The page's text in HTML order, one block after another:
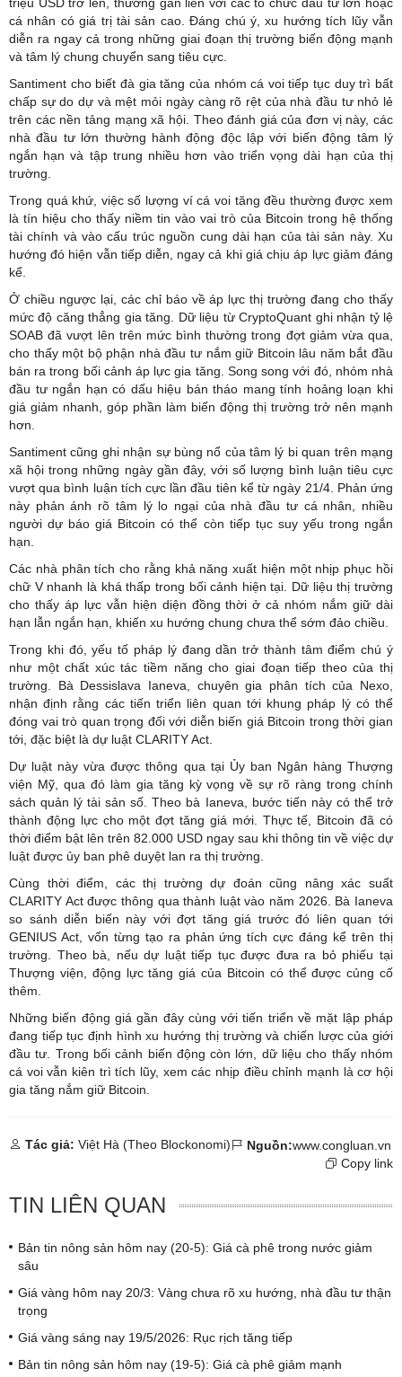
triệu USD trở lên, thường gắn liền với các tổ chức đầu tư lớn hoặc
cá nhân có giá trị tài sản cao. Đáng chú ý, xu hướng tích lũy vẫn
diễn ra ngay cả trong những giai đoạn thị trường biến động mạnh
và tâm lý chung chuyển sang tiêu cực.
Santiment cho biết đà gia tăng của nhóm cá voi tiếp tục duy trì bất
chấp sự do dự và mệt mỏi ngày càng rõ rệt của nhà đầu tư nhỏ lẻ
trên các nền tảng mạng xã hội. Theo đánh giá của đơn vị này, các
nhà đầu tư lớn thường hành động độc lập với biến động tâm lý
ngắn hạn và tập trung nhiều hơn vào triển vọng dài hạn của thị
trường.
Trong quá khứ, việc số lượng ví cá voi tăng đều thường được xem
là tín hiệu cho thấy niềm tin vào vai trò của Bitcoin trong hệ thống
tài chính và vào cấu trúc nguồn cung dài hạn của tài sản này. Xu
hướng đó hiện vẫn tiếp diễn, ngay cả khi giá chịu áp lực giảm đáng
kể.
Ở chiều ngược lại, các chỉ báo về áp lực thị trường đang cho thấy
mức độ căng thẳng gia tăng. Dữ liệu từ CryptoQuant ghi nhận tỷ lệ
SOAB đã vượt lên trên mức bình thường trong đợt giảm vừa qua,
cho thấy một bộ phận nhà đầu tư nắm giữ Bitcoin lâu năm bắt đầu
bán ra trong bối cảnh áp lực gia tăng. Song song với đó, nhóm nhà
đầu tư ngắn hạn có dấu hiệu bán tháo mang tính hoảng loạn khi
giá giảm nhanh, góp phần làm biến động thị trường trở nên mạnh
hơn.
Santiment cũng ghi nhận sự bùng nổ của tâm lý bi quan trên mạng
xã hội trong những ngày gần đây, với số lượng bình luận tiêu cực
vượt qua bình luận tích cực lần đầu tiên kể từ ngày 21/4. Phản ứng
này phản ánh rõ tâm lý lo ngại của nhà đầu tư cá nhân, nhiều
người dự báo giá Bitcoin có thể còn tiếp tục suy yếu trong ngắn
hạn.
Các nhà phân tích cho rằng khả năng xuất hiện một nhịp phục hồi
chữ V nhanh là khá thấp trong bối cảnh hiện tại. Dữ liệu thị trường
cho thấy áp lực vẫn hiện diện đồng thời ở cả nhóm nắm giữ dài
hạn lẫn ngắn hạn, khiến xu hướng chung chưa thể sớm đảo chiều.
Trong khi đó, yếu tố pháp lý đang dần trở thành tâm điểm chú ý
như một chất xúc tác tiềm năng cho giai đoạn tiếp theo của thị
trường. Bà Dessislava Ianeva, chuyên gia phân tích của Nexo,
nhận định rằng các tiến triển liên quan tới khung pháp lý có thể
đóng vai trò quan trọng đối với diễn biến giá Bitcoin trong thời gian
tới, đặc biệt là dự luật CLARITY Act.
Dự luật này vừa được thông qua tại Ủy ban Ngân hàng Thượng
viện Mỹ, qua đó làm gia tăng kỳ vọng về sự rõ ràng trong chính
sách quản lý tài sản số. Theo bà Ianeva, bước tiến này có thể trở
thành động lực cho một đợt tăng giá mới. Thực tế, Bitcoin đã có
thời điểm bật lên trên 82.000 USD ngay sau khi thông tin về việc dự
luật được ủy ban phê duyệt lan ra thị trường.
Cùng thời điểm, các thị trường dự đoán cũng nâng xác suất
CLARITY Act được thông qua thành luật vào năm 2026. Bà Ianeva
so sánh diễn biến này với đợt tăng giá trước đó liên quan tới
GENIUS Act, vốn từng tạo ra phản ứng tích cực đáng kể trên thị
trường. Theo bà, nếu dự luật tiếp tục được đưa ra bỏ phiếu tại
Thượng viện, động lực tăng giá của Bitcoin có thể được củng cố
thêm.
Những biến động giá gần đây cùng với tiến triển về mặt lập pháp
đang tiếp tục định hình xu hướng thị trường và chiến lược của giới
đầu tư. Trong bối cảnh biến động còn lớn, dữ liệu cho thấy nhóm
cá voi vẫn kiên trì tích lũy, xem các nhịp điều chỉnh mạnh là cơ hội
gia tăng nắm giữ Bitcoin.
Tác giả: Việt Hà (Theo Blockonomi) Nguồn:www.congluan.vn
Copy link
TIN LIÊN QUAN
Bản tin nông sản hôm nay (20-5): Giá cà phê trong nước giảm
sâu
Giá vàng hôm nay 20/3: Vàng chưa rõ xu hướng, nhà đầu tư thận
trọng
Giá vàng sáng nay 19/5/2026: Rục rịch tăng tiếp
Bản tin nông sản hôm nay (19-5): Giá cà phê giảm mạnh